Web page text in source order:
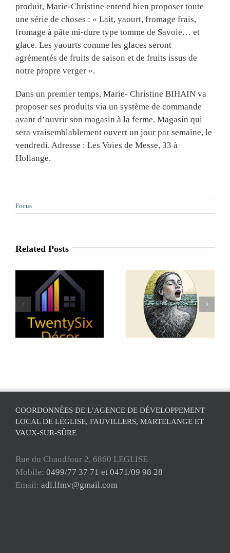
produit, Marie-Christine entend bien proposer toute
une série de choses : « Lait, yaourt, fromage frais,
fromage à pâte mi-dure type tomme de Savoie… et
glace. Les yaourts comme les glaces seront
agrémentés de fruits de saison et de fruits issus de
notre propre verger ».
Dans un premier temps, Marie- Christine BIHAIN va
proposer ses produits via un système de commande
avant d’ouvrir son magasin à la ferme. Magasin qui
sera vraisemblablement ouvert un jour par semaine, le
vendredi. Adresse : Les Voies de Messe, 33 à
Hollange.
Focus
Related Posts
Art de la Psyché
Dazax.io : un
partenaire local
pour sécuriser
vos données !
COORDONNÉES DE L’AGENCE DE DÉVELOPPEMENT
LOCAL DE LÉGLISE, FAUVILLERS, MARTELANGE ET
VAUX-SUR-SÛRE
Rue du Chaudfour 2, 6860 LEGLISE
Mobile: 0499/77 37 71 et 0471/09 98 28
Email: adl.lfmv@gmail.com